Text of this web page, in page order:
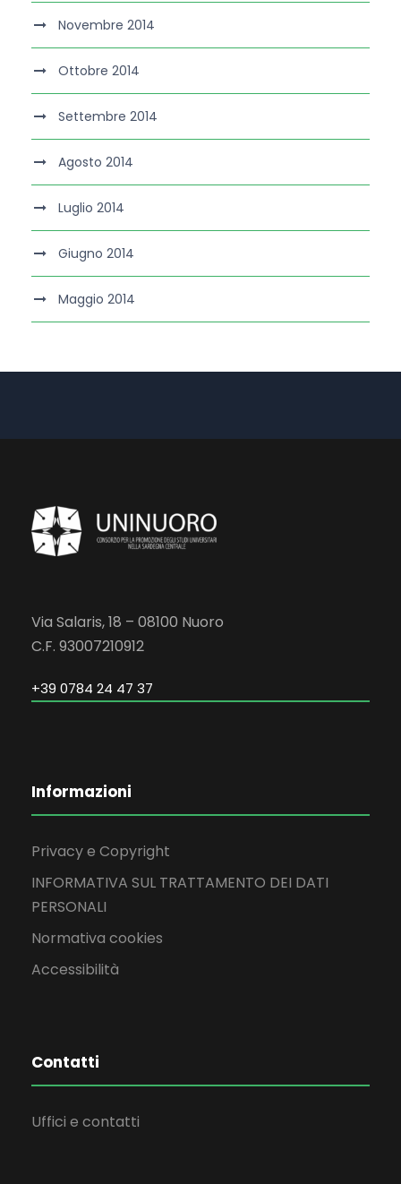
Novembre 2014
Ottobre 2014
Settembre 2014
Agosto 2014
Luglio 2014
Giugno 2014
Maggio 2014
Via Salaris, 18 – 08100 Nuoro
C.F. 93007210912
+39 0784 24 47 37
Informazioni
Privacy e Copyright
INFORMATIVA SUL TRATTAMENTO DEI DATI
PERSONALI
Normativa cookies
Accessibilità
Contatti
Uffici e contatti